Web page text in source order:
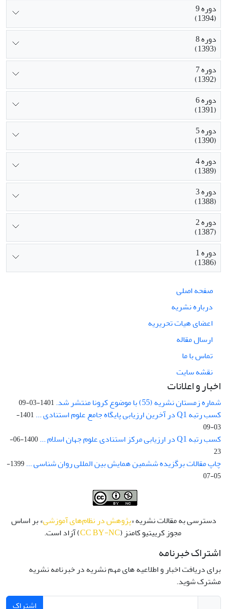
دوره 9
(1394)
دوره 8
(1393)
دوره 7
(1392)
دوره 6
(1391)
دوره 5
(1390)
دوره 4
(1389)
دوره 3
(1388)
دوره 2
(1387)
دوره 1
(1386)
صفحه اصلی
درباره نشریه
اعضای هیات تحریریه
ارسال مقاله
تماس با ما
نقشه سایت
اخبار و اعلانات
شماره زمستان نشریه (55) با موضوع کرونا منتشر شد. 1401-03-09
کسب رتبه Q1 در آخرین ارزیابی پایگاه جامع علوم استنادی ...
1401-
03-09
کسب رتبه Q1 در ارزیابی مرکز استنادی علوم جهان اسلام ...
1400-06-
23
چاپ مقالات برگزیده ششمین همایش بین المللی روان شناسی ...
1399-
05-07
دسترسی به مقالات نشریه «پژوهش در نظام‌های آموزشی» بر اساس
مجوز کرییتیو کامنز (CC BY-NC) آزاد است.
اشتراک خبرنامه
برای دریافت اخبار و اطلاعیه های مهم نشریه در خبرنامه نشریه
مشترک شوید.
اشتراک